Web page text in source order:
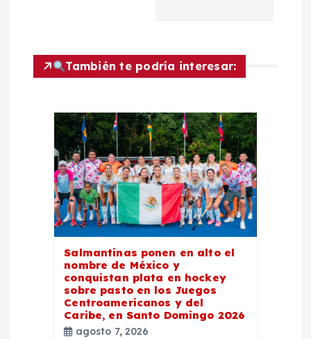
También te podría interesar:
Salmantinas ponen en alto el
nombre de México y
conquistan plata en hockey
sobre pasto en los Juegos
Centroamericanos y del
Caribe, en Santo Domingo 2026
agosto 7, 2026